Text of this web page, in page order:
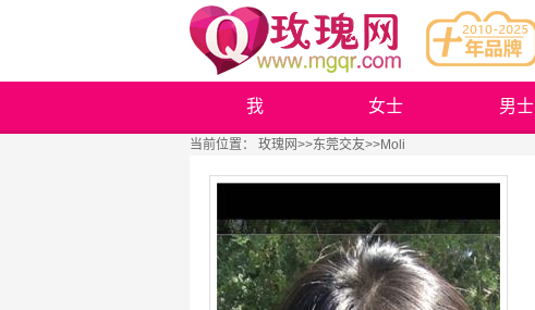
我 女士 男士
当前位置： 玫瑰网>>东莞交友>>Moli